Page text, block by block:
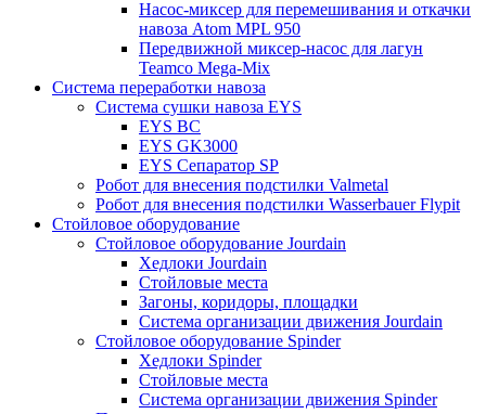
Насос-миксер для перемешивания и откачки
навоза Atom MPL 950
Передвижной миксер-насос для лагун
Teamco Mega-Mix
Система переработки навоза
Система сушки навоза EYS
EYS BC
EYS GK3000
EYS Сепаратор SP
Робот для внесения подстилки Valmetal
Робот для внесения подстилки Wasserbauer Flypit
Стойловое оборудование
Стойловое оборудование Jourdain
Хедлоки Jourdain
Стойловые места
Загоны, коридоры, площадки
Система организации движения Jourdain
Стойловое оборудование Spinder
Хедлоки Spinder
Стойловые места
Система организации движения Spinder